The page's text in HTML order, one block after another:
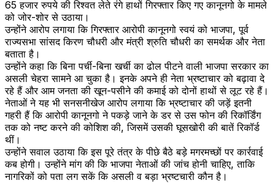
65 हजार रुपये की रिश्वत लेते रंगे हाथों गिरफ्तार किए गए कानूनगो के मामले
को जोर-शोर से उठाया।
उन्होंने आरोप लगाया कि गिरफ्तार आरोपी कानूनगो स्वयं को भाजपा, पूर्व
राज्यसभा सांसद किरण चौधरी और मंत्री श्रुति चौधरी का समर्थक और नेता
बताता है।
उन्होंने कहा कि बिना पर्ची-बिना खर्ची का ढोल पीटने वाली भाजपा सरकार का
असली चेहरा सामने आ चुका है। इनके अपने ही नेता भ्रष्टाचार को बढ़ावा दे
रहे हैं और आम जनता की खून-पसीने की कमाई को दोनों हाथों से लूट रहे हैं।
नेताओं ने यह भी सनसनीखेज आरोप लगाया कि भ्रष्टाचार की जड़ें इतनी
गहरी हैं कि आरोपी कानूनगो ने पकड़े जाने के डर से उस फोन की रिकॉर्डिंग
तक को नष्ट करने की कोशिश की, जिसमें उसकी घूसखोरी की बातें रिकॉर्ड
थीं।
उन्होंने सवाल उठाया कि इस पूरे तंत्र के पीछे बैठे बड़े मगरमच्छों पर कार्रवाई
कब होगी। उन्होंने मांग की कि भाजपा नेताओं की जांच होनी चाहिए, ताकि
नागरिकों को पता लग सकें कि असली व बड़ा भ्रष्टचारी कौन है।